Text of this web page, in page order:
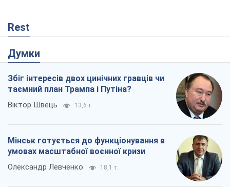
Rest
Думки
Збіг інтересів двох цинічних гравців чи
таємний план Трампа і Путіна?
Віктор Швець 13,6 т.
Мінськ готується до функціонування в
умовах масштабної воєнної кризи
Олександр Левченко 18,1 т.